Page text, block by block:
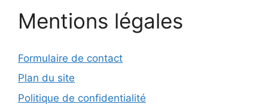
Mentions légales
Formulaire de contact
Plan du site
Politique de confidentialité